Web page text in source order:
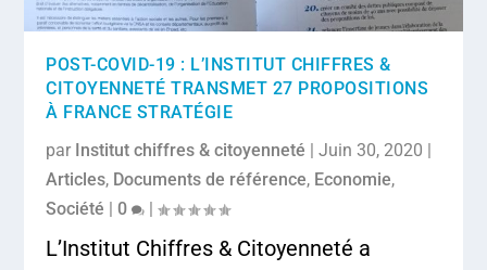
POST-COVID-19 : L’INSTITUT CHIFFRES &
CITOYENNETÉ TRANSMET 27 PROPOSITIONS
À FRANCE STRATÉGIE
par Institut chiffres & citoyenneté |Juin 30, 2020
Articles, Documents de référence, Economie,
Société |0 |
L’Institut Chiffres & Citoyenneté a